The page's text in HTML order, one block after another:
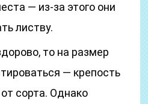
— из-за этого они
листву.
то на размер
— крепость
сорта. Однако